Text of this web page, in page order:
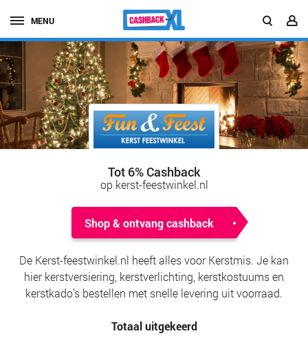
MENU
Tot 6% Cashback
op kerst-feestwinkel.nl
Shop & ontvang cashback
De Kerst-feestwinkel.nl heeft alles voor Kerstmis. Je kan
hier kerstversiering, kerstverlichting, kerstkostuums en
kerstkado’s bestellen met snelle levering uit voorraad.
Totaal uitgekeerd